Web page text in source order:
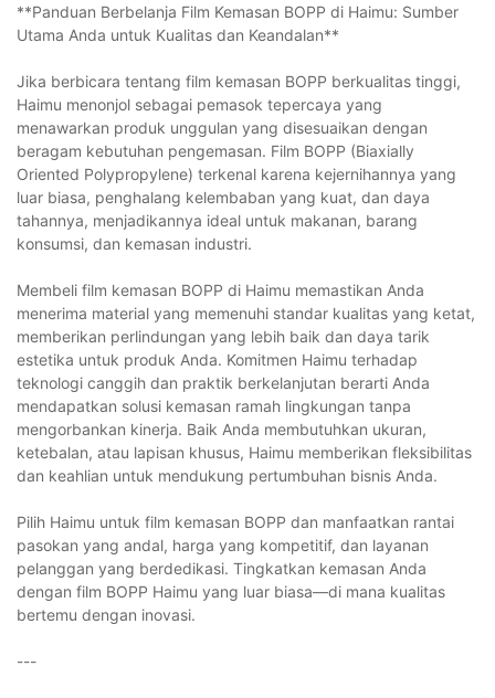
**Panduan Berbelanja Film Kemasan BOPP di Haimu: Sumber
Utama Anda untuk Kualitas dan Keandalan**
Jika berbicara tentang film kemasan BOPP berkualitas tinggi,
Haimu menonjol sebagai pemasok tepercaya yang
menawarkan produk unggulan yang disesuaikan dengan
beragam kebutuhan pengemasan. Film BOPP (Biaxially
Oriented Polypropylene) terkenal karena kejernihannya yang
luar biasa, penghalang kelembaban yang kuat, dan daya
tahannya, menjadikannya ideal untuk makanan, barang
konsumsi, dan kemasan industri.
Membeli film kemasan BOPP di Haimu memastikan Anda
menerima material yang memenuhi standar kualitas yang ketat,
memberikan perlindungan yang lebih baik dan daya tarik
estetika untuk produk Anda. Komitmen Haimu terhadap
teknologi canggih dan praktik berkelanjutan berarti Anda
mendapatkan solusi kemasan ramah lingkungan tanpa
mengorbankan kinerja. Baik Anda membutuhkan ukuran,
ketebalan, atau lapisan khusus, Haimu memberikan fleksibilitas
dan keahlian untuk mendukung pertumbuhan bisnis Anda.
Pilih Haimu untuk film kemasan BOPP dan manfaatkan rantai
pasokan yang andal, harga yang kompetitif, dan layanan
pelanggan yang berdedikasi. Tingkatkan kemasan Anda
dengan film BOPP Haimu yang luar biasa—di mana kualitas
bertemu dengan inovasi.
---